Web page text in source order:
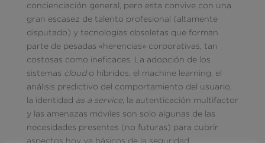
concienciación general, pero esta convive con una
gran escasez de talento profesional (altamente
disputado) y tecnologías obsoletas que forman
parte de pesadas «herencias» corporativas, tan
costosas como ineficaces. La adopción de los
sistemas cloudo híbridos, el machine learning, el
análisis predictivo del comportamiento del usuario,
la identidad as a service, la autenticación multifactor
y las amenazas móviles son solo algunas de las
necesidades presentes (no futuras) para cubrir
aspectos hoy ya básicos de la seguridad.